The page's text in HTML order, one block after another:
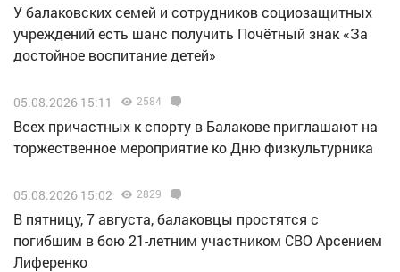
У балаковских семей и сотрудников социозащитных
учреждений есть шанс получить Почётный знак «За
достойное воспитание детей»
05.08.2026 15:11 2584
Всех причастных к спорту в Балакове приглашают на
торжественное мероприятие ко Дню физкультурника
05.08.2026 15:02 2829
В пятницу, 7 августа, балаковцы простятся с
погибшим в бою 21-летним участником СВО Арсением
Лиференко